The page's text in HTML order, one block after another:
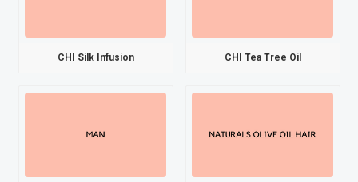
CHI Silk Infusion CHI Tea Tree Oil